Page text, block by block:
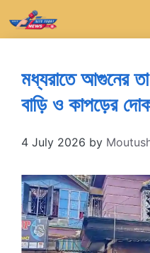
মধ্যরাতে আগুনের
বাড়ি ও কাপড়ের
4 July 2026 by